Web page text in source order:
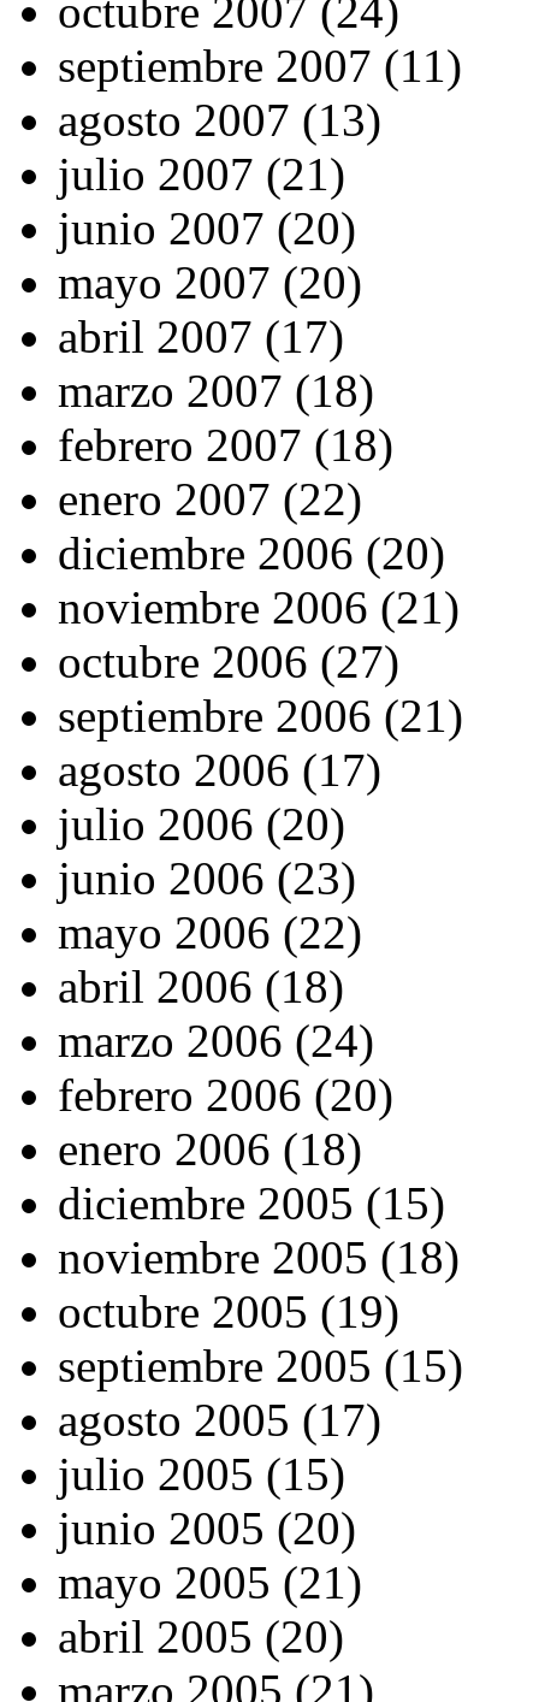
octubre 2007 (24)
septiembre 2007 (11)
agosto 2007 (13)
julio 2007 (21)
junio 2007 (20)
mayo 2007 (20)
abril 2007 (17)
marzo 2007 (18)
febrero 2007 (18)
enero 2007 (22)
diciembre 2006 (20)
noviembre 2006 (21)
octubre 2006 (27)
septiembre 2006 (21)
agosto 2006 (17)
julio 2006 (20)
junio 2006 (23)
mayo 2006 (22)
abril 2006 (18)
marzo 2006 (24)
febrero 2006 (20)
enero 2006 (18)
diciembre 2005 (15)
noviembre 2005 (18)
octubre 2005 (19)
septiembre 2005 (15)
agosto 2005 (17)
julio 2005 (15)
junio 2005 (20)
mayo 2005 (21)
abril 2005 (20)
marzo 2005 (21)